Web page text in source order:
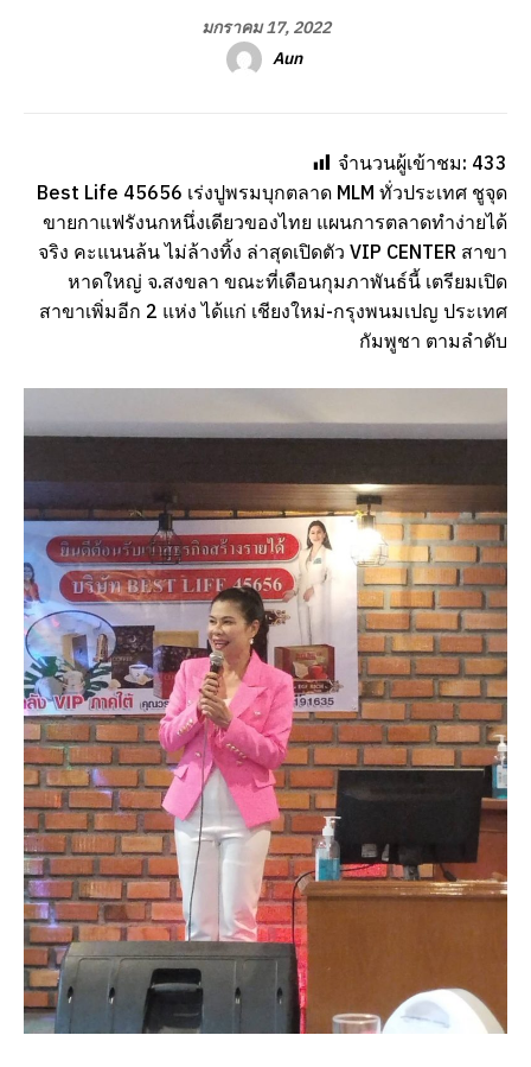
มกราคม 17, 2022
Aun
จำนวนผู้เข้าชม: 433
Best Life 45656 เร่งปูพรมบุกตลาด MLM ทั่วประเทศ ชูจุด
ขายกาแฟรังนกหนึ่งเดียวของไทย แผนการตลาดทำง่ายได้
จริง คะแนนล้น ไม่ล้างทิ้ง ล่าสุดเปิดตัว VIP CENTER สาขา
หาดใหญ่ จ.สงขลา ขณะที่เดือนกุมภาพันธ์นี้ เตรียมเปิด
สาขาเพิ่มอีก 2 แห่ง ได้แก่ เชียงใหม่-กรุงพนมเปญ ประเทศ
กัมพูชา ตามลำดับ